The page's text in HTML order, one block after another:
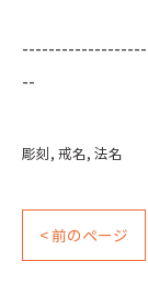
--
彫刻 戒名 法名
< 前のページ